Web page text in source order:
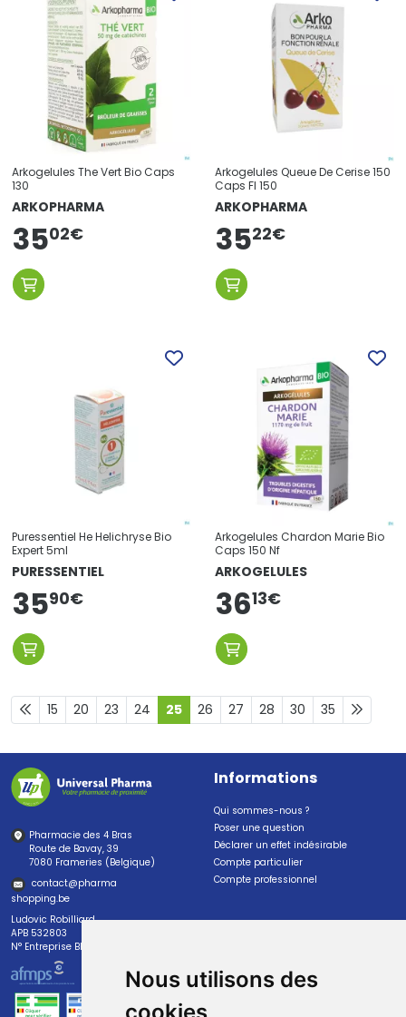
Nous utilisons des
Arkogelules The Vert Bio Caps
130
ARKOPHARMA
3502€
Arkogelules Queue De Cerise 150
Caps Fl 150
ARKOPHARMA
3522€
Puressentiel He Helichryse Bio
Expert 5ml
PURESSENTIEL
3590€
Arkogelules Chardon Marie Bio
Caps 150 Nf
ARKOGELULES
3613€
15 20 23 24 25 26 27 28 30 35
Pharmacie des 4 Bras
Route de Bavay, 39
7080 Frameries (Belgique)
contact@pharma
shopping.be
Ludovic Robilliard
APB 532803
N° Entreprise BE0447.382.113
Informations
Qui sommes-nous ?
Poser une question
Déclarer un effet indésirable
Compte particulier
Compte professionnel